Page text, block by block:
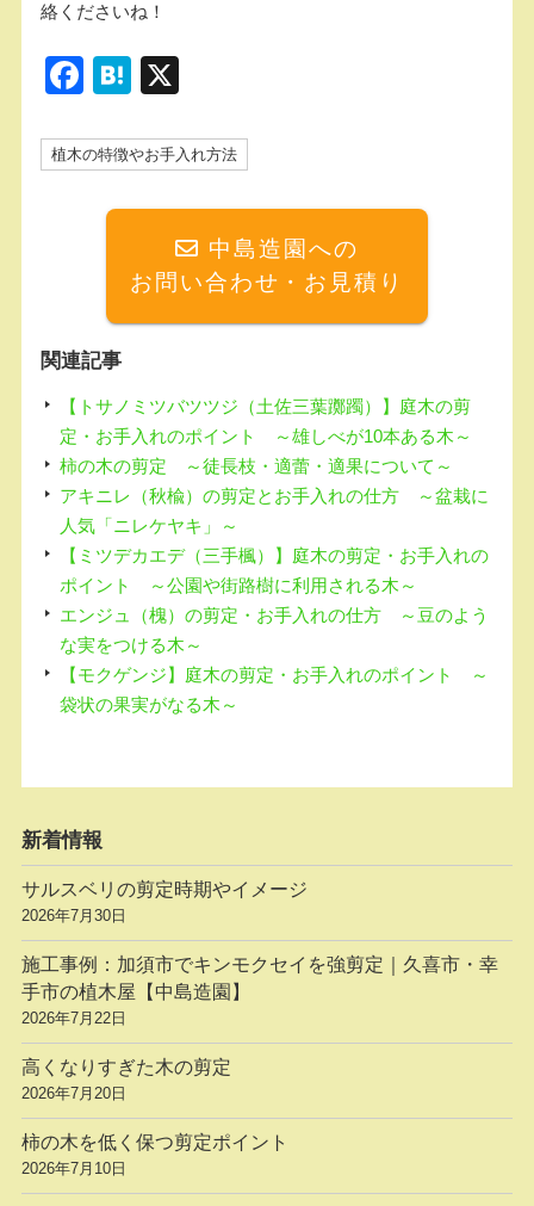
絡くださいね！
F
c
k
H
e
植木の特徴やお手入れ方法
中島造園への
お問い合わせ・お見積り
関連記事
【トサノミツバツツジ（土佐三葉躑躅）】庭木の剪
定・お手入れのポイント ～雄しべが10本ある木～
柿の木の剪定 ～徒長枝・適蕾・適果について～
アキニレ（秋楡）の剪定とお手入れの仕方 ～盆栽に
人気「ニレケヤキ」～
【ミツデカエデ（三手楓）】庭木の剪定・お手入れの
ポイント ～公園や街路樹に利用される木～
エンジュ（槐）の剪定・お手入れの仕方 ～豆のよう
な実をつける木～
【モクゲンジ】庭木の剪定・お手入れのポイント ～
袋状の果実がなる木～
新着情報
サルスベリの剪定時期やイメージ
2026年7月30日
施工事例：加須市でキンモクセイを強剪定｜久喜市・幸
手市の植木屋【中島造園】
2026年7月22日
高くなりすぎた木の剪定
2026年7月20日
柿の木を低く保つ剪定ポイント
2026年7月10日